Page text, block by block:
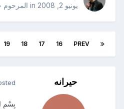
يونيو 2, 2008
المرحوم
PREV
16
17
18
19
حيرانه
بِسْمِ